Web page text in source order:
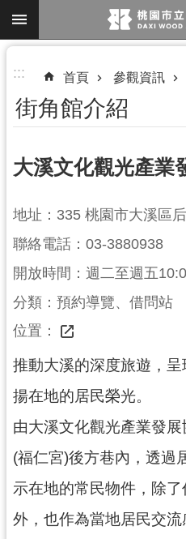
跳到主要內容區塊
階
搜
尋
參
資
訊
展
覽
便
民
服
活
動
研
究
::: 首頁 參觀資訊
街角館介紹
大溪文化觀光產業
地址：335 桃園市大溪區
聯絡電話：03-3880938
開放時間：週二至週五
分類：預約導覽、借問站
位置：
推動大溪的深度旅遊，
揚在地的居民榮光。
由大溪文化觀光產業發
(福仁宮)後方巷內，透過
示在地的常民物件，除
外，也作為當地居民交